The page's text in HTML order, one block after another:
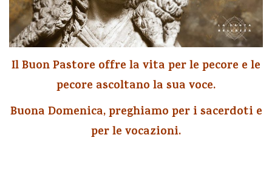
Il Buon Pastore offre la vita per le pecore e le
pecore ascoltano la sua voce.
Buona Domenica, preghiamo per i sacerdoti e
per le vocazioni.